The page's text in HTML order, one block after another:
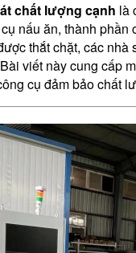
chất lượng cạnh là
nấu ăn, thành
thắt chặt, các
viết này cung cấp
cụ đảm bảo chất